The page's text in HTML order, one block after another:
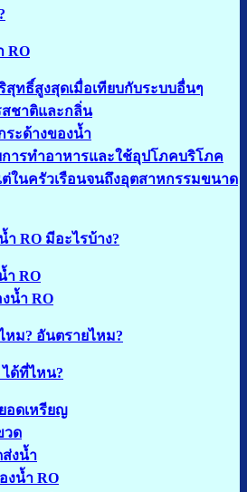
RO
สุทธิ์สูงสุดเมื่อเทียบกับระบบอื่นๆ
สชาติและกลิ่น
ระด้างของน้ำ
การทำอาหารและใช้อุปโภคบริโภค
ต่ในครัวเรือนจนถึงอุตสาหกรรมขนาด
ำ RO มีอะไรบ้าง?
ำ RO
น้ำ RO
หม? อันตรายไหม?
ได้ที่ไหน?
อดเหรียญ
วด
ส่งน้ำ
งน้ำ RO